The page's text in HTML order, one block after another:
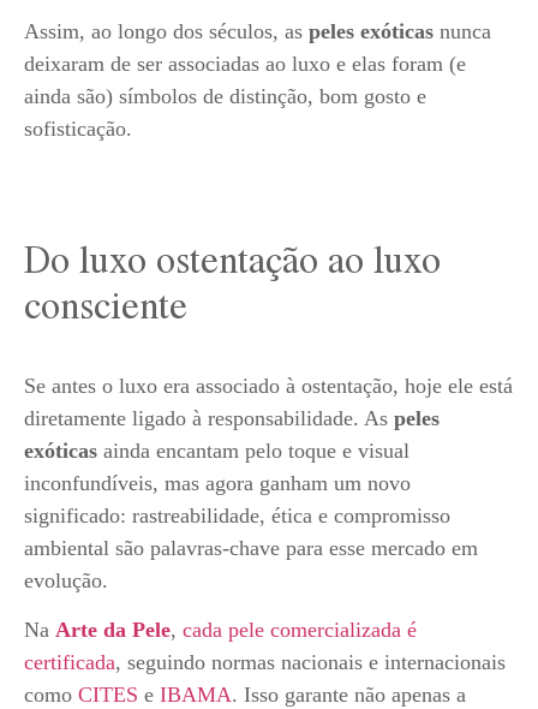
Assim, ao longo dos séculos, as peles exóticas nunca
deixaram de ser associadas ao luxo e elas foram (e
ainda são) símbolos de distinção, bom gosto e
sofisticação.
Do luxo ostentação ao luxo
consciente
Se antes o luxo era associado à ostentação, hoje ele está
diretamente ligado à responsabilidade. As peles
exóticas ainda encantam pelo toque e visual
inconfundíveis, mas agora ganham um novo
significado: rastreabilidade, ética e compromisso
ambiental são palavras-chave para esse mercado em
evolução.
Na Arte da Pele, cada pele comercializada é
certificada, seguindo normas nacionais e internacionais
como CITES e IBAMA. Isso garante não apenas a